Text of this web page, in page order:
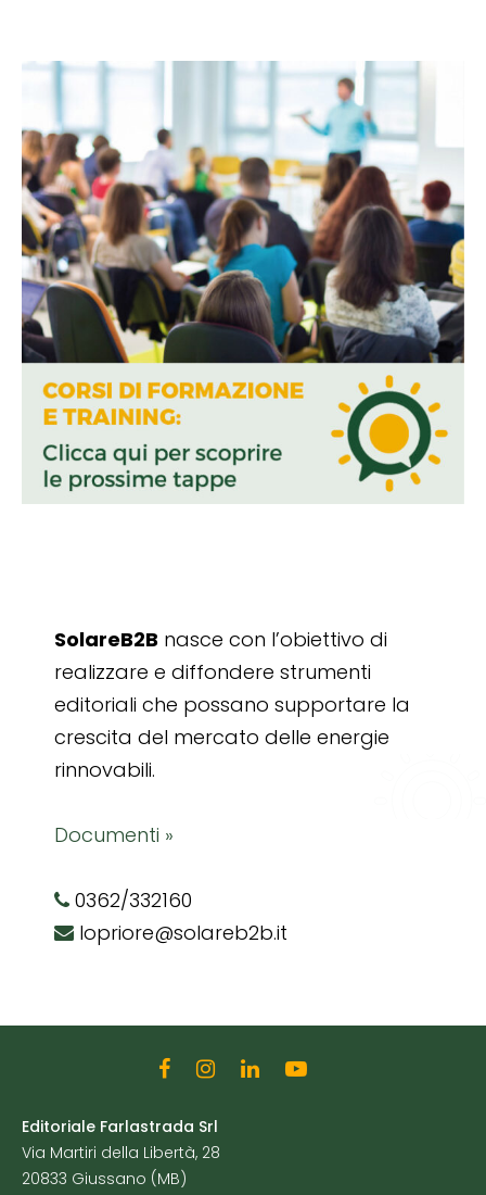
SolareB2B nasce con l’obiettivo di
realizzare e diffondere strumenti
editoriali che possano supportare la
crescita del mercato delle energie
rinnovabili.
Documenti »
0362/332160
lopriore@solareb2b.it
Editoriale Farlastrada Srl
Via Martiri della Libertà, 28
20833 Giussano (MB)